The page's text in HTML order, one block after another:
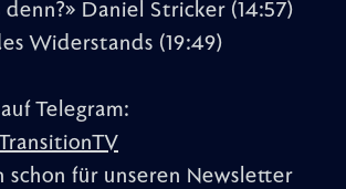
denn?» Daniel Stricker (14:57)
Widerstands (19:49)
Telegram:
schon für unseren Newsletter